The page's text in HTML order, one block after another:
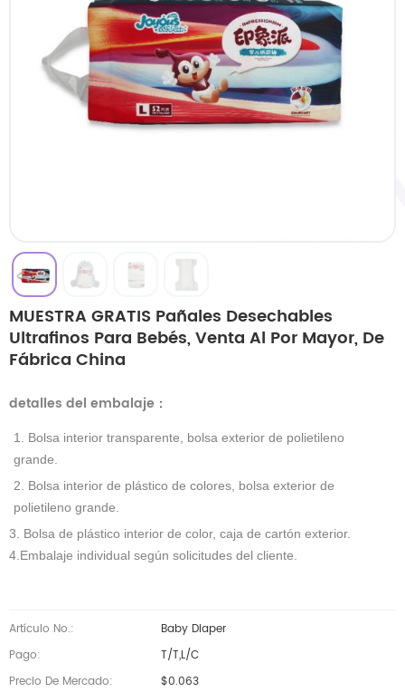
MUESTRA GRATIS Pañales Desechables
Ultrafinos Para Bebés, Venta Al Por Mayor, De
Fábrica China
detalles del embalaje ：
1. Bolsa interior transparente, bolsa exterior de polietileno
grande.
2. Bolsa interior de plástico de colores, bolsa exterior de
polietileno grande.
3. Bolsa de plástico interior de color, caja de cartón exterior.
4.Embalaje individual según solicitudes del cliente.
Artículo No.:
Baby Diaper
Pago:
T/T,L/C
Precio De Mercado:
$0.063